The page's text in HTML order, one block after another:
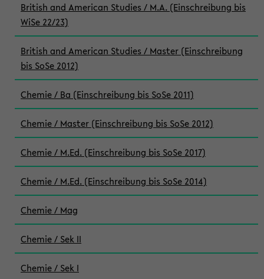
British and American Studies / M.A. (Einschreibung bis
WiSe 22/23)
British and American Studies / Master (Einschreibung
bis SoSe 2012)
Chemie / Ba (Einschreibung bis SoSe 2011)
Chemie / Master (Einschreibung bis SoSe 2012)
Chemie / M.Ed. (Einschreibung bis SoSe 2017)
Chemie / M.Ed. (Einschreibung bis SoSe 2014)
Chemie / Mag
Chemie / Sek II
Chemie / Sek I